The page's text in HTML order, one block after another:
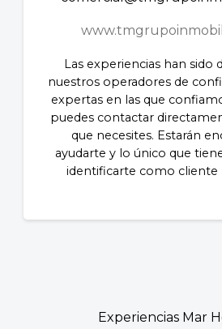
Las experiencias han sido
nuestros operadores de
expertas en las que
puedes contactar
que necesites. Estarán
ayudarte y lo único que
identificarte como cliente
Experiencias Mar